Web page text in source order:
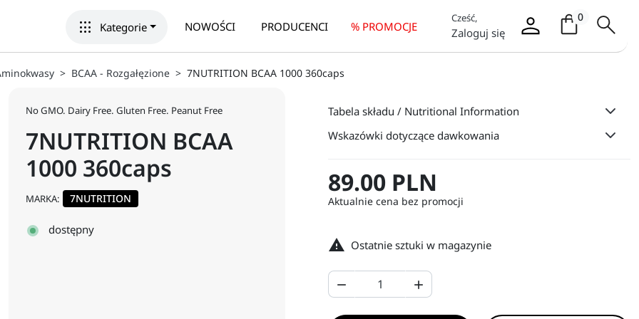
apps Kategorie NOWOŚCI PRODUCENCI % PROMOCJE
Cześć,
Zaloguj się
0Koszyk /
BCAA - Rozgałęzione 7NUTRITION BCAA 1000 360caps
No GMO. Dairy Free. Gluten Free. Peanut Free
7NUTRITION BCAA
1000 360caps
MARKA: 7NUTRITION
dostępny
Tabela składu / Nutritional Information
Wskazówki dotyczące dawkowania
89.00 PLN
Aktualnie cena bez promocji
 Ostatnie sztuki w magazynie
 